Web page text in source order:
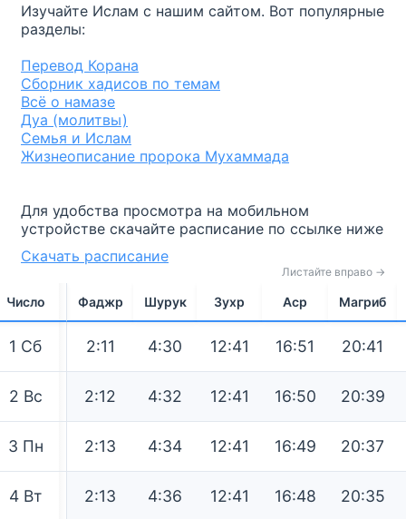
Изучайте Ислам с нашим сайтом. Вот популярные
разделы:
Перевод Корана
Сборник хадисов по темам
Всё о намазе
Дуа (молитвы)
Семья и Ислам
Жизнеописание пророка Мухаммада
Для удобства просмотра на мобильном
устройстве скачайте расписание по ссылке ниже
Скачать расписание
Листайте вправо →
Число Фаджр Шурук Зухр Аср Магриб
1 Сб 2:11 4:30 12:41 16:51 20:41
2 Вс 2:12 4:32 12:41 16:50 20:39
3 Пн 2:13 4:34 12:41 16:49 20:37
4 Вт 2:13 4:36 12:41 16:48 20:35